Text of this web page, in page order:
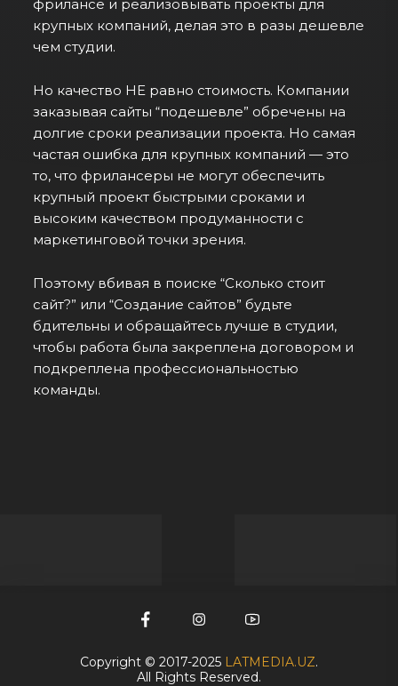
фрилансе и реализовывать проекты для
крупных компаний, делая это в разы дешевле
чем студии.
Но качество НЕ равно стоимость. Компании
заказывая сайты “подешевле” обречены на
долгие сроки реализации проекта. Но самая
частая ошибка для крупных компаний — это
то, что фрилансеры не могут обеспечить
крупный проект быстрыми сроками и
высоким качеством продуманности с
маркетинговой точки зрения.
Поэтому вбивая в поиске “Сколько стоит
сайт?” или “Создание сайтов” будьте
бдительны и обращайтесь лучше в студии,
чтобы работа была закреплена договором и
подкреплена профессиональностью
команды.
Copyright © 2017-2025 LATMEDIA.UZ.
All Rights Reserved.